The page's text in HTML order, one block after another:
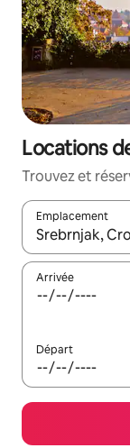
Locations
Trouvez et
Emplacement
Quand les
Arrivée
Départ